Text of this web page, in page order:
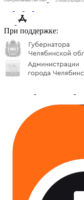
При поддержке: